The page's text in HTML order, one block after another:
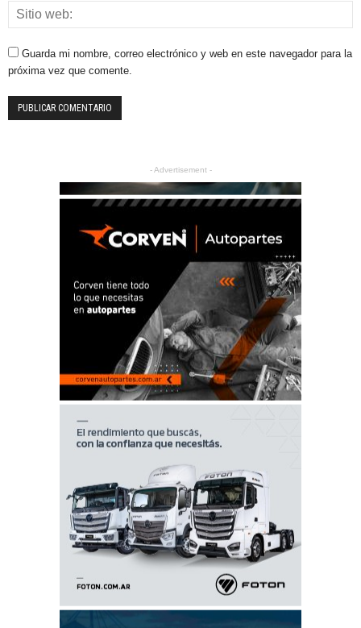
Guarda mi nombre, correo electrónico y web en este navegador para la
próxima vez que comente.
- Advertisement -